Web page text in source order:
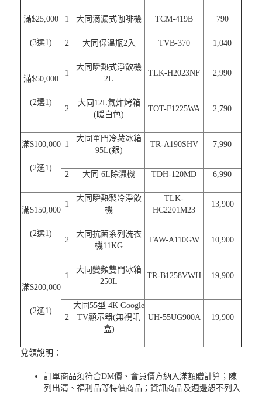
滿$25,000
(3選1)
1 大同滴漏式咖啡機 TCM-419B 790
2 大同保溫瓶2入 TVB-370 1,040
滿$50,000
(2選1)
1
大同瞬熱式淨飲機
2L
TLK-H2023NF 2,990
2
大同12L氣炸烤箱
(暖白色)
TOT-F1225WA 2,790
滿$100,000
(2選1)
1
大同單門冷藏冰箱
95L(銀)
TR-A190SHV 7,990
2 大同 6L除濕機 TDH-120MD 6,990
滿$150,000
(2選1)
1
大同瞬熱製冷淨飲
機
TLK-
HC2201M23
13,900
2
大同抗菌系列洗衣
機11KG
TAW-A110GW 10,900
滿$200,000
(2選1)
1
大同變頻雙門冰箱
250L
TR-B1258VWH 19,900
2
大同55型 4K Google
TV顯示器(無視訊
盒)
UH-55UG900A 19,900
兌領說明：
訂單商品須符合DM價、會員價方納入滿額贈計算；陳
列出清、福利品等特價商品；資訊商品及週邊恕不列入